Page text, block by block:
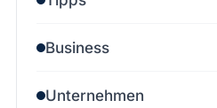
Business
Unternehmen